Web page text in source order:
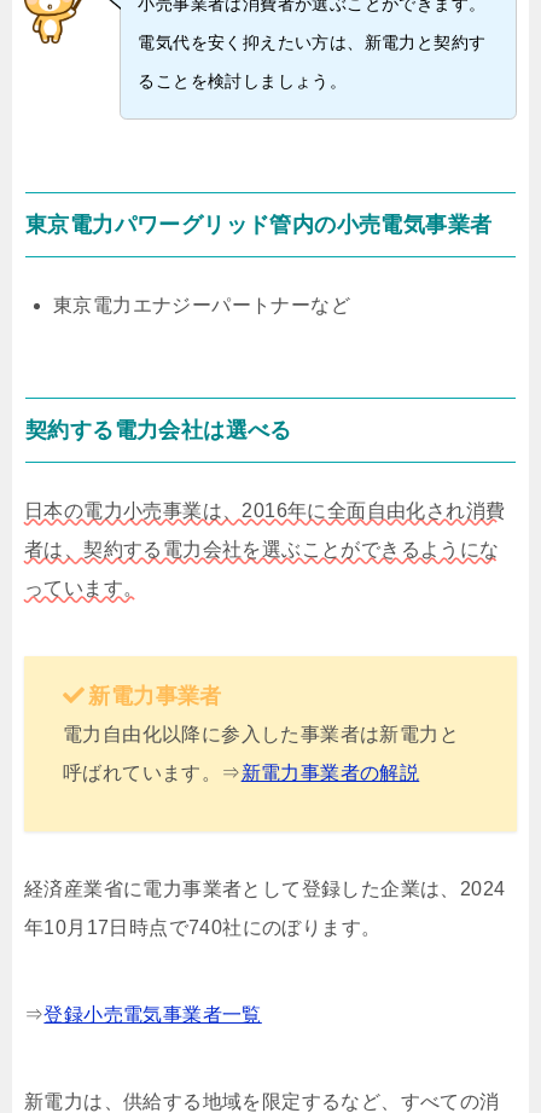
小売事業者は消費者が選ぶことができます。
電気代を安く抑えたい方は、新電力と契約す
ることを検討しましょう。
東京電力パワーグリッド管内の小売電気事業者
東京電力エナジーパートナーなど
契約する電力会社は選べる
日本の電力小売事業は、2016年に全面自由化され消費
者は、契約する電力会社を選ぶことができるようにな
っています。
新電力事業者
電力自由化以降に参入した事業者は新電力と
呼ばれています。⇒新電力事業者の解説
経済産業省に電力事業者として登録した企業は、2024
年10月17日時点で740社にのぼります。
⇒登録小売電気事業者一覧
新電力は、供給する地域を限定するなど、すべての消